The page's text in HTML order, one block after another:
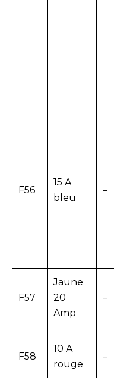
F56
15 A
bleu
–
F57
Jaune
20
Amp
–
F58
10 A
rouge
–